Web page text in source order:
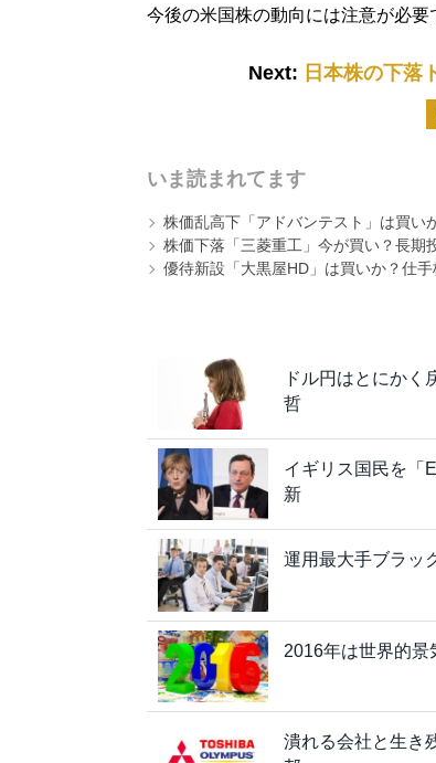
今後の米国株の動向には注意が必要
Next: 日本株の下落
いま読まれてます
株価乱高下「アドバンテスト」は買い
株価下落「三菱重工」今が買い？長期
優待新設「大黒屋HD」は買いか？仕
ドル円はとにかく
哲
イギリス国民を「
新
運用最大手ブラッ
2016年は世界的景
潰れる会社と生き